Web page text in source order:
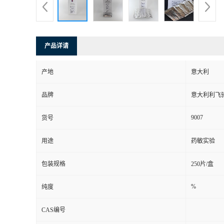
产品详请
产地 意大利
品牌 意大利利飞
货号 9007
用途 药敏实验
包装规格 250片/盒
纯度 %
CAS编号